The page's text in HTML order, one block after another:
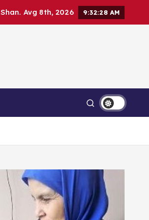
Shan. Avg 8th, 2026 9:32:31 AM